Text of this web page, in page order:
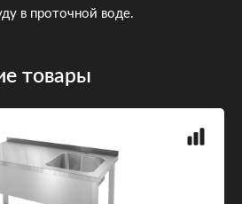
в проточной воде.
товары